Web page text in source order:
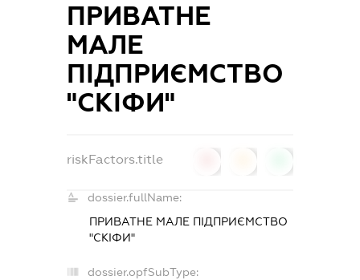
ПРИВАТНЕ
МАЛЕ
ПІДПРИЄМСТВО
"СКІФИ"
riskFactors.title
dossier.fullName:
ПРИВАТНЕ МАЛЕ ПІДПРИЄМСТВО
"СКІФИ"
dossier.opfSubType: